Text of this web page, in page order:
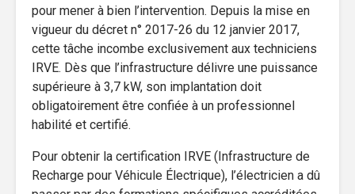
pour mener à bien l’intervention. Depuis la mise en
vigueur du décret n° 2017-26 du 12 janvier 2017,
cette tâche incombe exclusivement aux techniciens
IRVE. Dès que l’infrastructure délivre une puissance
supérieure à 3,7 kW, son implantation doit
obligatoirement être confiée à un professionnel
habilité et certifié.
Pour obtenir la certification IRVE (Infrastructure de
Recharge pour Véhicule Électrique), l’électricien a dû